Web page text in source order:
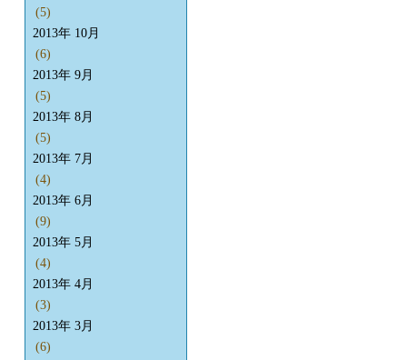
(5)
2013年 10月
(6)
2013年 9月
(5)
2013年 8月
(5)
2013年 7月
(4)
2013年 6月
(9)
2013年 5月
(4)
2013年 4月
(3)
2013年 3月
(6)